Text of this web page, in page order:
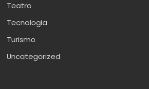
Teatro
Tecnologia
Turismo
Uncategorized